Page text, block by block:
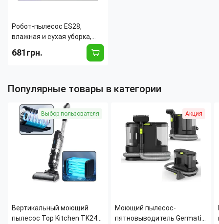
Робот-пылесос ES28,
влажная и сухая уборка,
аккумулятор 1200 мАч, до
90 мин работы
681грн.
Популярные товары в категории
Выбор пользователя
Вертикальный моющий
пылесос Top Kitchen TK241
Акция
Моющий пылесос-
пятновыводитель Germatic